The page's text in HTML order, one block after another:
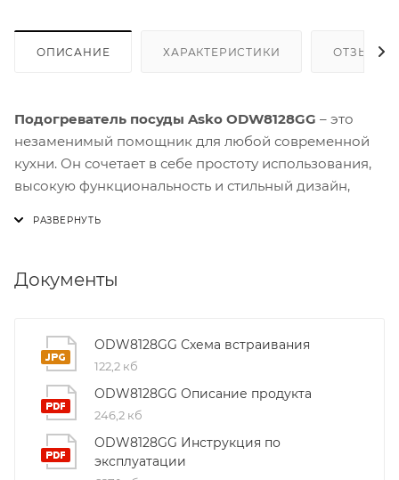
ОПИСАНИЕ ХАРАКТЕРИСТИКИ ОТЗЫВЫ
Подогреватель посуды Asko ODW8128GG – это
незаменимый помощник для любой современной
кухни. Он сочетает в себе простоту использования,
высокую функциональность и стильный дизайн,
ODW8128GG является её вместительность: до 20
и напитки для гостей, а также быстро разогреть
остывшую еду без потери вкуса и аромата.
Подогреватель оснащён телескопическими
направляющими и надёжным нажимным
механизмом открывания дверцы. Это обеспечивает
лёгкое и безопасное открытие, а также гарантирует
Документы
ODW8128GG Схема встраивания
122,2 кб
ODW8128GG Описание продукта
246,2 кб
ODW8128GG Инструкция по
эксплуатации